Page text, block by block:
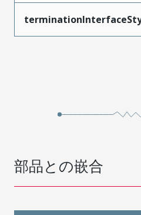
部品との嵌合